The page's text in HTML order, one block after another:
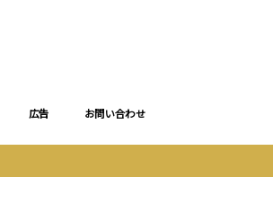
広告 お問い合わせ